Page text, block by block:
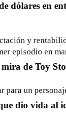
dólares en
y
episodio en
de Toy
para un
dio vida al